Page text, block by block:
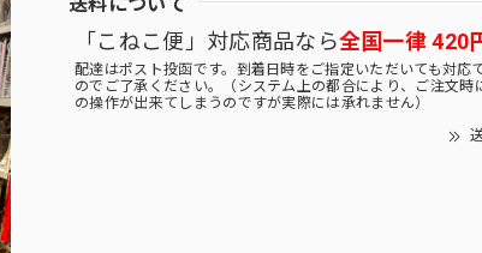
「こねこ便」対応商品なら全国一律 420
配達はポスト投函です。到着日時をご指定いただいても対応
のでご了承ください。（システム上の都合により、ご注文時
の操作が出来てしまうのですが実際には承れません）